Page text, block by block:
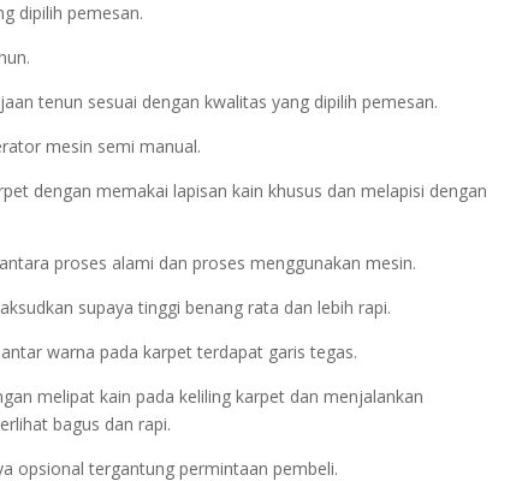
dipilih pemesan.
tenun sesuai dengan kwalitas yang dipilih pemesan.
mesin semi manual.
dengan memakai lapisan kain khusus dan melapisi dengan
proses alami dan proses menggunakan mesin.
supaya tinggi benang rata dan lebih rapi.
warna pada karpet terdapat garis tegas.
melipat kain pada keliling karpet dan menjalankan
bagus dan rapi.
opsional tergantung permintaan pembeli.